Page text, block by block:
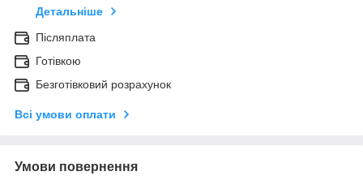
Детальніше
Післяплата
Готівкою
Безготівковий розрахунок
Всі умови оплати
Умови повернення